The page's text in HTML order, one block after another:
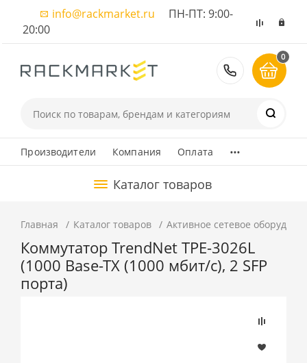
info@rackmarket.ru ПН-ПТ: 9:00-
20:00
8 (495)
0
Производители Компания Оплата ...
Каталог товаров
Главная Каталог товаров Активное сетевое
Коммутатор TrendNet TPE-3026L
(1000 Base-TX (1000 мбит/с), 2 SFP
порта)